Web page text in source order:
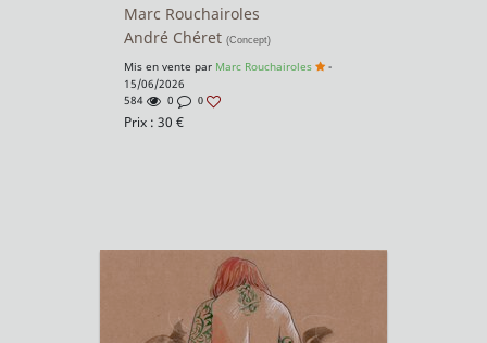
Marc Rouchairoles
André Chéret (Concept)
Mis en vente par Marc Rouchairoles
-
15/06/2026
584
0 0
Prix : 30 €